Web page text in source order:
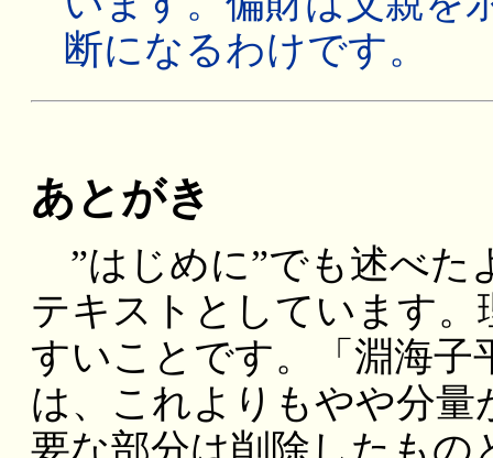
断になるわけです。
あとがき
”はじめに”でも述べた
テキストとしています
すいことです。「淵海
は、これよりもやや分
要な部分は削除したも